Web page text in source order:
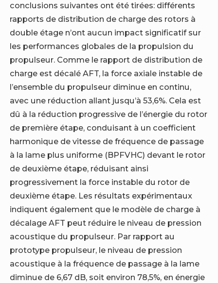
conclusions suivantes ont été tirées: différents
rapports de distribution de charge des rotors à
double étage n’ont aucun impact significatif sur
les performances globales de la propulsion du
propulseur. Comme le rapport de distribution de
charge est décalé AFT, la force axiale instable de
l’ensemble du propulseur diminue en continu,
avec une réduction allant jusqu’à 53,6%. Cela est
dû à la réduction progressive de l’énergie du rotor
de première étape, conduisant à un coefficient
harmonique de vitesse de fréquence de passage
à la lame plus uniforme (BPFVHC) devant le rotor
de deuxième étape, réduisant ainsi
progressivement la force instable du rotor de
deuxième étape. Les résultats expérimentaux
indiquent également que le modèle de charge à
décalage AFT peut réduire le niveau de pression
acoustique du propulseur. Par rapport au
prototype propulseur, le niveau de pression
acoustique à la fréquence de passage à la lame
diminue de 6,67 dB, soit environ 78,5%, en énergie